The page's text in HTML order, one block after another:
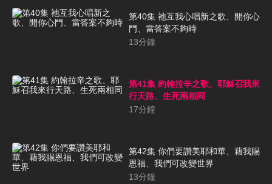
第40集 祂互我心唱新之歌、開你心
門、當答案不夠時
13分鐘
第41集 約翰拉辛之歌、耶穌召我來
行天路、生死兩相同
17分鐘
第42集 你們要讚美耶和華、藉我賜
恩福、我們可改變世界
13分鐘